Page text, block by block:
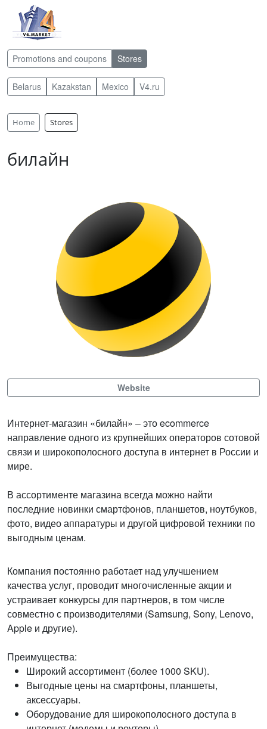
Promotions and coupons Stores
Belarus Kazakstan Mexico V4.ru
Home Stores
билайн
Website
Интернет-магазин «билайн» – это ecommerce
направление одного из крупнейших операторов сотовой
связи и широкополосного доступа в интернет в России и
мире.
В ассортименте магазина всегда можно найти
последние новинки смартфонов, планшетов, ноутбуков,
фото, видео аппаратуры и другой цифровой техники по
выгодным ценам.
Компания постоянно работает над улучшением
качества услуг, проводит многочисленные акции и
устраивает конкурсы для партнеров, в том числе
совместно с производителями (Samsung, Sony, Lenovo,
Apple и другие).
Преимущества:
Широкий ассортимент (более 1000 SKU).
Выгодные цены на смартфоны, планшеты,
аксессуары.
Оборудование для широкополосного доступа в